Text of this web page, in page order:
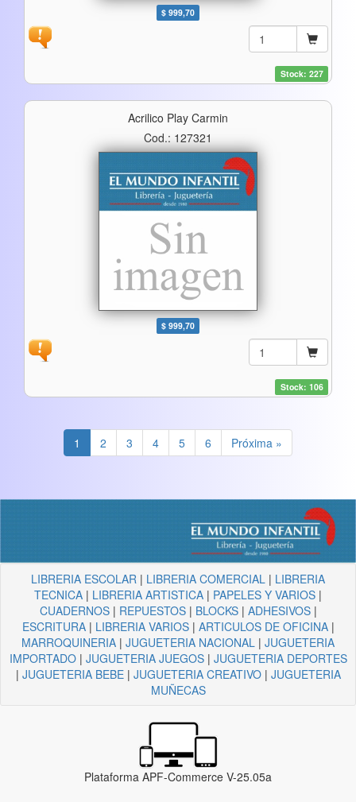
$ 999,70
Stock: 227
Acrilico Play Carmin
Cod.: 127321
$ 999,70
Stock: 106
1 2 3 4 5 6 Próxima »
LIBRERIA ESCOLAR | LIBRERIA COMERCIAL | LIBRERIA
TECNICA | LIBRERIA ARTISTICA | PAPELES Y VARIOS |
CUADERNOS| REPUESTOS| BLOCKS| ADHESIVOS|
ESCRITURA| LIBRERIA VARIOS| ARTICULOS DE OFICINA|
MARROQUINERIA | JUGUETERIA NACIONAL | JUGUETERIA
IMPORTADO| JUGUETERIA JUEGOS| JUGUETERIA DEPORTES
| JUGUETERIA BEBE| JUGUETERIA CREATIVO| JUGUETERIA
MUÑECAS
Plataforma APF-Commerce V-25.05a